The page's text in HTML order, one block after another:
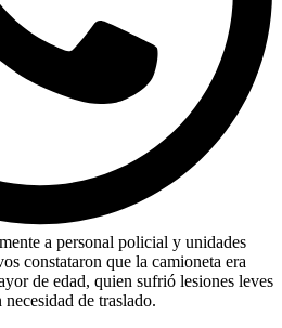
a personal policial y unidades
constataron que la camioneta era
de edad, quien sufrió lesiones leves
de traslado.